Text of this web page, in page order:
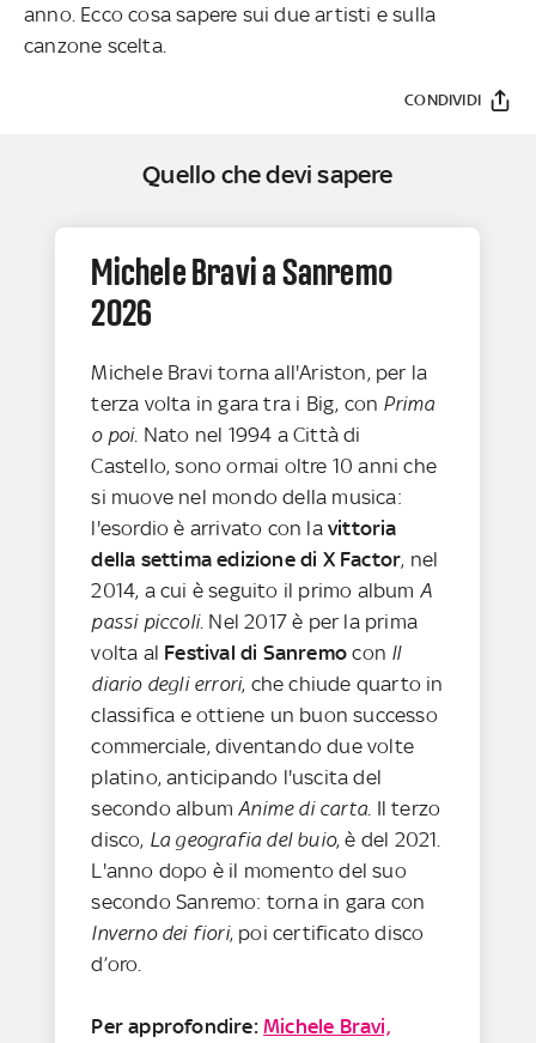
anno. Ecco cosa sapere sui due artisti e sulla
canzone scelta.
CONDIVIDI
Quello che devi sapere
Michele Bravi a Sanremo
2026
Michele Bravi torna all'Ariston, per la
terza volta in gara tra i Big, con Prima
o poi. Nato nel 1994 a Città di
Castello, sono ormai oltre 10 anni che
si muove nel mondo della musica:
l'esordio è arrivato con lavittoria
della settima edizione di X Factor, nel
2014, a cui è seguito il primo album A
passi piccoli. Nel 2017 è per la prima
volta al Festival di Sanremo con Il
diario degli errori, che chiude quarto in
classifica e ottiene un buon successo
commerciale, diventando due volte
platino, anticipando l'uscita del
secondo albumAnime di carta. Il terzo
disco, La geografia del buio, è del 2021.
L'anno dopo è il momento del suo
secondo Sanremo: torna in gara con
Inverno dei fiori, poi certificato disco
d’oro.
Per approfondire:Michele Bravi,